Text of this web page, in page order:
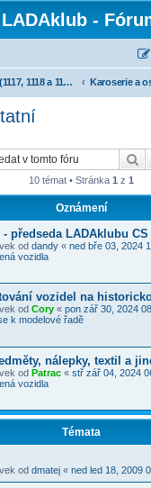
LADAklub -
Kalina (1117, 1118 a 1119), Granta (2190), Kalina II (2192, 2194) Karoserie a
10 témat • Stránka 1 z 1
Oznámení
- předseda LADAklubu
od dandy « ned bře 03, 2024
vozidla
vozidel na
od Cory « pon zář 30, 2024
k modelové řadě
nálepky, textil a
od Patrac « stř zář 04, 2024
vozidla
Témata
od dmatej « ned led 18, 2009